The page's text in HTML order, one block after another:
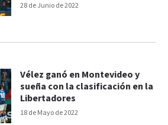
28 de Junio de 2022
18 de Mayo de 2022
Vélez ganó en Montevideo y
sueña con la clasificación en la
Libertadores